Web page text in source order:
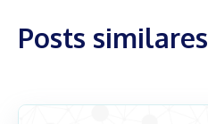
Posts similares